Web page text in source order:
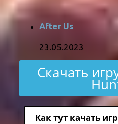
After Us
23.05.2023
Скачать
Как тут качать